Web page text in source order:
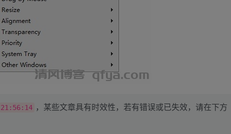
，某些文章具有时效性，若有错误或已失效，请在下方